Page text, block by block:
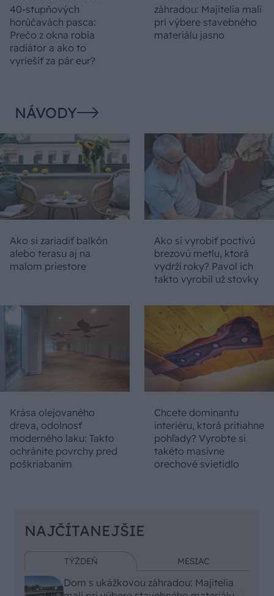
40-stupňových
horúčavách pasca:
Prečo z okna robia
radiátor a ako to
vyriešiť za pár eur?
záhradou: Majitelia mali
pri výbere stavebného
materiálu jasno
NÁVODY
Ako si zariadiť balkón
alebo terasu aj na
malom priestore
Ako si vyrobiť poctivú
brezovú metlu, ktorá
vydrží roky? Pavol ich
takto vyrobil už stovky
Krása olejovaného
dreva, odolnosť
moderného laku: Takto
ochránite povrchy pred
poškriabaním
Chcete dominantu
interiéru, ktorá pritiahne
pohľady? Vyrobte si
takéto masívne
orechové svietidlo
NAJČÍTANEJŠIE
TÝŽDEŇ MESIAC
Dom s ukážkovou záhradou: Majitelia